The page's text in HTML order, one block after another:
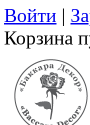
Войти |
Корзина